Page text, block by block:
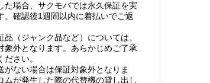
た場合、サクモバでは永久保証を実
。確認後1週間以内に着払いでご返
品（ジャンク品など）については、
象外となります。あらかじめご了承
さい。
がない場合は保証対象外となりま
ムが発生した際の代替機の貸し出し